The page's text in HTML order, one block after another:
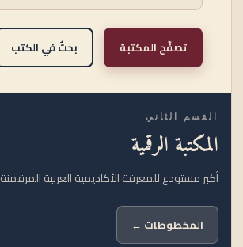
تصفّح المكتبة بحثٌ في الكتب
القسم الثاني
المكتبة الرقمية
أكبر مستودع للمعرفة الأكاديمية العربية المرقمنة
المخطوطات ←